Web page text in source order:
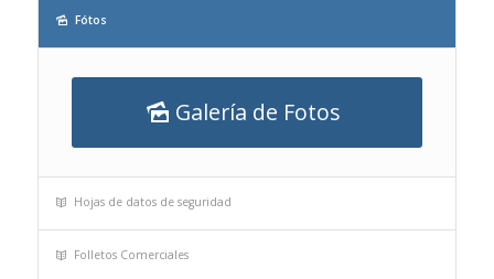
Fótos
Galería de Fotos
Hojas de datos de seguridad
Folletos Comerciales